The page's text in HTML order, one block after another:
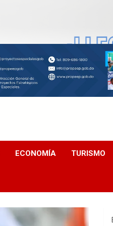
ECONOMÍA TURISMO